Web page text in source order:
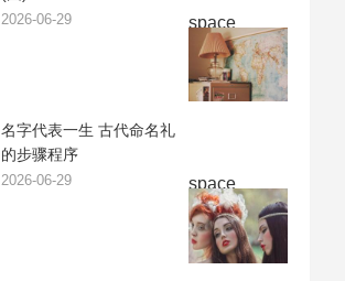
space
2026-06-29
space
名字代表一生 古代命名礼
的步骤程序
2026-06-29